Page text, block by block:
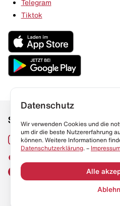
Telegram
Tiktok
Social Media
Instagram
Datenschutz
Wir verwenden Cookies und die
um dir die beste Nutzererfahrung
können. Weitere Informationen
Datenschutzerklärung. –
Alle